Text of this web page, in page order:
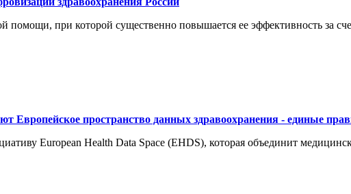
при которой существенно повышается ее эффективность за
Европейское пространство данных здравоохранения - единые
European Health Data Space (EHDS), которая объединит